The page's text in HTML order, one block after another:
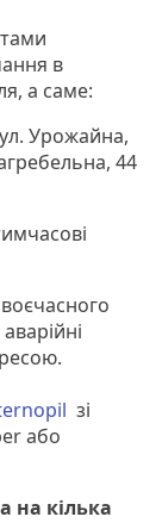
в
а саме:
Урожайна,
44
зі
або
на кілька